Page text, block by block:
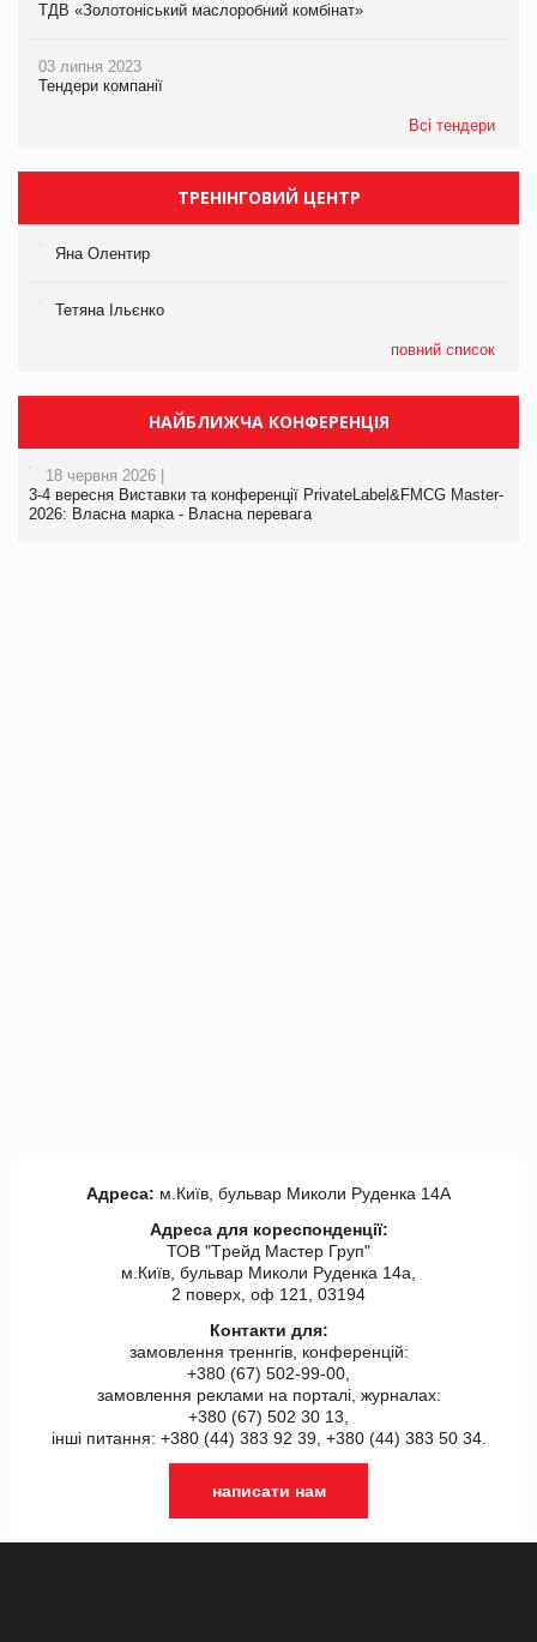
ТДВ «Золотоніський маслоробний комбінат»
03 липня 2023
Тендери компанії
Всі тендери
ТРЕНІНГОВИЙ ЦЕНТР
Яна Олентир
Тетяна Ільєнко
повний список
НАЙБЛИЖЧА КОНФЕРЕНЦІЯ
18 червня 2026 |
3-4 вересня Виставки та конференції PrivateLabel&FMCG Master-
2026: Власна марка - Власна перевага
Адреса: м.Київ, бульвар Миколи Руденка 14А
Адреса для кореспонденції:
ТОВ "Tрейд Мастер Груп"
м.Київ, бульвар Миколи Руденка 14а,
2 поверх, оф 121, 03194
Контакти для:
замовлення треннгів, конференцій:
+380 (67) 502-99-00,
замовлення реклами на порталі, журналах:
+380 (67) 502 30 13,
інші питання: +380 (44) 383 92 39, +380 (44) 383 50 34.
написати нам